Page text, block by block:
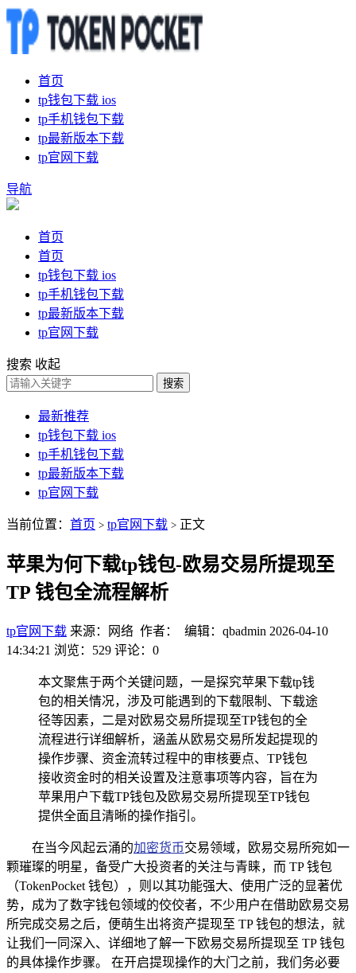
首页
tp钱包下载 ios
tp手机钱包下载
tp最新版本下载
tp官网下载
导航
首页
首页
tp钱包下载 ios
tp手机钱包下载
tp最新版本下载
tp官网下载
搜索 收起
搜索
最新推荐
tp钱包下载 ios
tp手机钱包下载
tp最新版本下载
tp官网下载
当前位置： 首页 > tp官网下载 > 正文
苹果为何下载tp钱包-欧易交易所提现至
TP 钱包全流程解析
tp官网下载 来源：网络 作者： 编辑：qbadmin 2026-04-10
14:34:21 浏览：529 评论：0
本文聚焦于两个关键问题，一是探究苹果下载tp钱
包的相关情况，涉及可能遇到的下载限制、下载途
径等因素，二是对欧易交易所提现至TP钱包的全
流程进行详细解析，涵盖从欧易交易所发起提现的
操作步骤、资金流转过程中的审核要点、TP钱包
接收资金时的相关设置及注意事项等内容，旨在为
苹果用户下载TP钱包及欧易交易所提现至TP钱包
提供全面且清晰的操作指引。
在当今风起云涌的加密货币交易领域，欧易交易所宛如一
颗璀璨的明星，备受广大投资者的关注与青睐，而 TP 钱包
（TokenPocket 钱包），则以其功能强大、使用广泛的显著优
势，成为了数字钱包领域的佼佼者，不少用户在借助欧易交易
所完成交易之后，便萌生出将资产提现至 TP 钱包的想法，就
让我们一同深入、详细地了解一下欧易交易所提现至 TP 钱包
的具体操作步骤。 在开启提现操作的大门之前，我们务必要